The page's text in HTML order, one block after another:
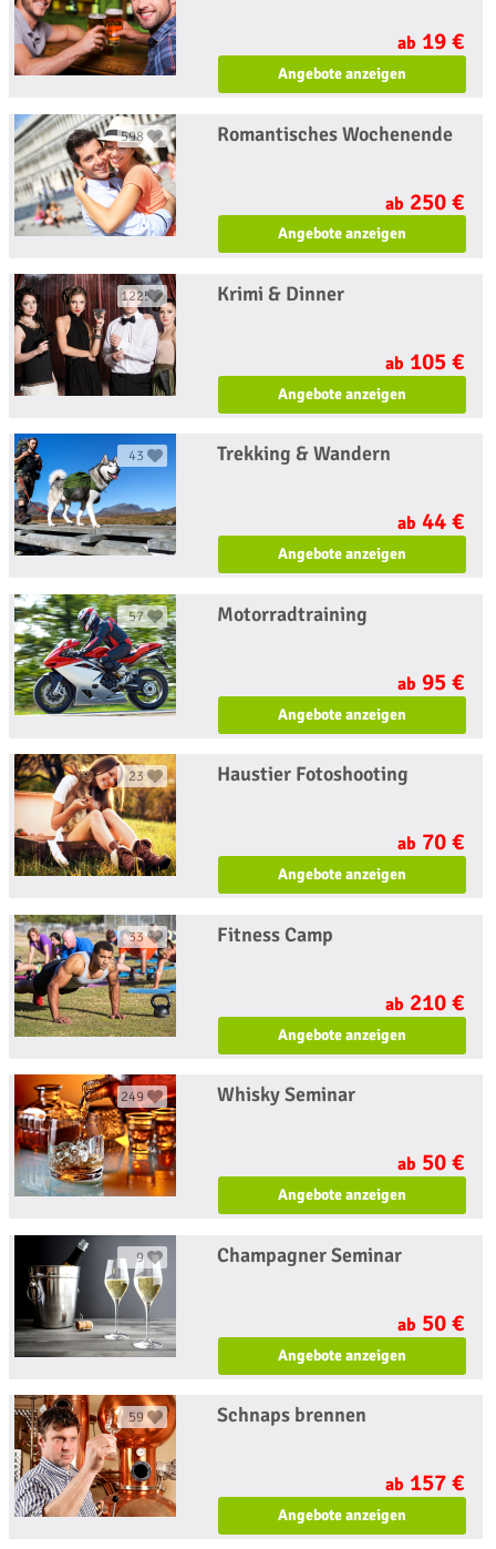
ab 19 €
Angebote anzeigen
598 Romantisches Wochenende
ab 250 €
Angebote anzeigen
1225 Krimi & Dinner
ab 105 €
Angebote anzeigen
43 Trekking & Wandern
ab 44 €
Angebote anzeigen
57 Motorradtraining
ab 95 €
Angebote anzeigen
23 Haustier Fotoshooting
ab 70 €
Angebote anzeigen
33 Fitness Camp
ab 210 €
Angebote anzeigen
249 Whisky Seminar
ab 50 €
Angebote anzeigen
9 Champagner Seminar
ab 50 €
Angebote anzeigen
59 Schnaps brennen
ab 157 €
Angebote anzeigen